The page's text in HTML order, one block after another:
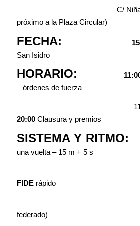
C/ Niña Guapa
próximo a la Plaza Circular)
FECHA:
San Isidro
HORARIO:
– órdenes de fuerza
11:30
20:00Clausura y premios
SISTEMA Y RITMO:
una vuelta – 15 m + 5 s
Valedero
FIDErápido
(Es
federado)